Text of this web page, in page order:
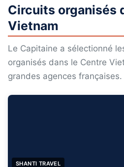
Circuits organisés
Vietnam
Le Capitaine a sélectionné
organisés dans le Centre
grandes agences françaises.
SHANTI TRAVEL